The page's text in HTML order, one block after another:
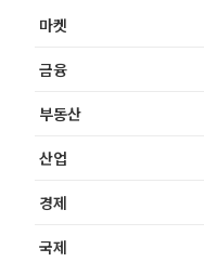
마켓
금융
부동산
산업
경제
국제